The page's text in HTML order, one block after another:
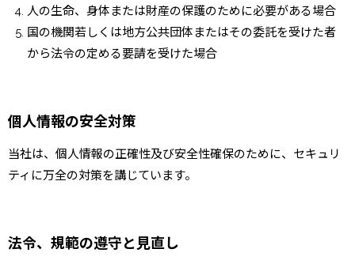
人の生命、身体または財産の保護のために必要がある場合
国の機関若しくは地方公共団体またはその委託を受けた者
から法令の定める要請を受けた場合
個人情報の安全対策
当社は、個人情報の正確性及び安全性確保のために、セキュリ
ティに万全の対策を講じています。
法令、規範の遵守と見直し